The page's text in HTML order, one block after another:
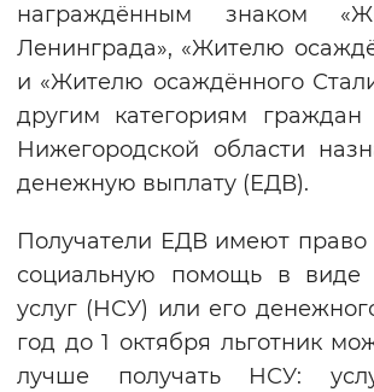
Синий фон
Изображения
Включены
Воспроизвести
Вернуть стандартные
награждённым знаком
Ленинграда», «Жителю
и «Жителю осаждённого
другим категориям
Нижегородской области
денежную выплату (ЕДВ).
Получатели ЕДВ имеют право
социальную помощь в виде
услуг (НСУ) или его
год до 1 октября льготник
лучше получать НСУ: